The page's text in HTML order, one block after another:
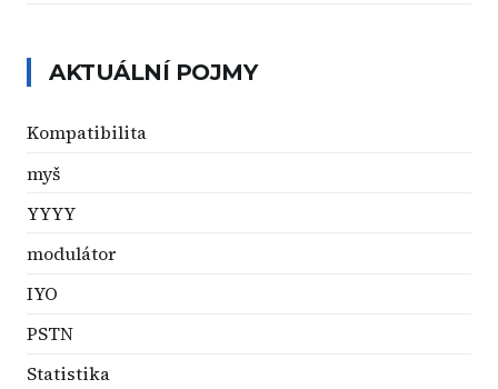
AKTUÁLNÍ POJMY
Kompatibilita
myš
YYYY
modulátor
IYO
PSTN
Statistika